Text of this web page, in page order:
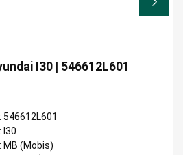
I30 | 546612L601
: 546612L601
: I30
: MB (Mobis)